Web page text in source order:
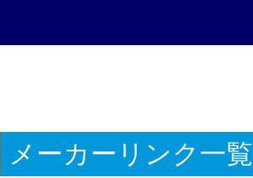
メーカーリンク一覧